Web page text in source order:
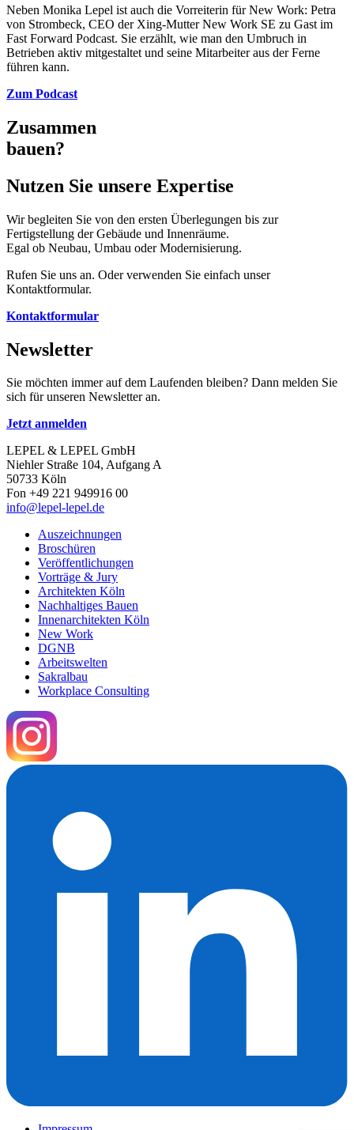
Neben Monika Lepel ist auch die Vorreiterin für New Work: Petra
von Strombeck, CEO der Xing-Mutter New Work SE zu Gast im
Fast Forward Podcast. Sie erzählt, wie man den Umbruch in
Betrieben aktiv mitgestaltet und seine Mitarbeiter aus der Ferne
führen kann.
Zum Podcast
Zusammen
bauen?
Nutzen Sie unsere Expertise
Wir begleiten Sie von den ersten Überlegungen bis zur
Fertigstellung der Gebäude und Innenräume.
Egal ob Neubau, Umbau oder Modernisierung.
Rufen Sie uns an. Oder verwenden Sie einfach unser
Kontaktformular.
Kontaktformular
Newsletter
Sie möchten immer auf dem Laufenden bleiben? Dann melden Sie
sich für unseren Newsletter an.
Jetzt anmelden
LEPEL & LEPEL GmbH
Niehler Straße 104, Aufgang A
50733 Köln
Fon +49 221 949916 00
info@lepel-lepel.de
Auszeichnungen
Broschüren
Veröffentlichungen
Vorträge & Jury
Architekten Köln
Nachhaltiges Bauen
Innenarchitekten Köln
New Work
DGNB
Arbeitswelten
Sakralbau
Workplace Consulting